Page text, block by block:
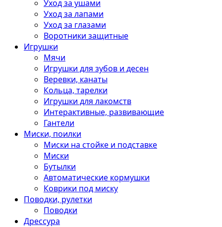
Уход за ушами
Уход за лапами
Уход за глазами
Воротники защитные
Игрушки
Мячи
Игрушки для зубов и десен
Веревки, канаты
Кольца, тарелки
Игрушки для лакомств
Интерактивные, развивающие
Гантели
Миски, поилки
Миски на стойке и подставке
Миски
Бутылки
Автоматические кормушки
Коврики под миску
Поводки, рулетки
Поводки
Дрессура